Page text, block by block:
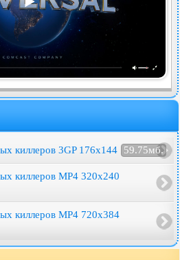
киллеров 3GP 176x144 59.75мб.
киллеров MP4 320x240
киллеров MP4 720x384